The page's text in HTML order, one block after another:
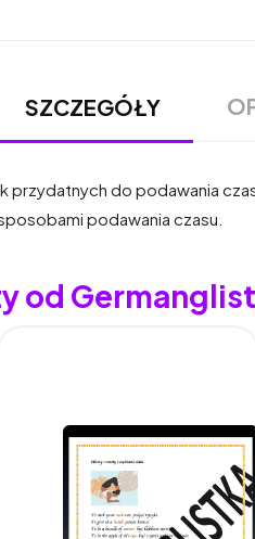
SZCZEGÓŁY
przydatnych do podawania
podawania czasu.
od